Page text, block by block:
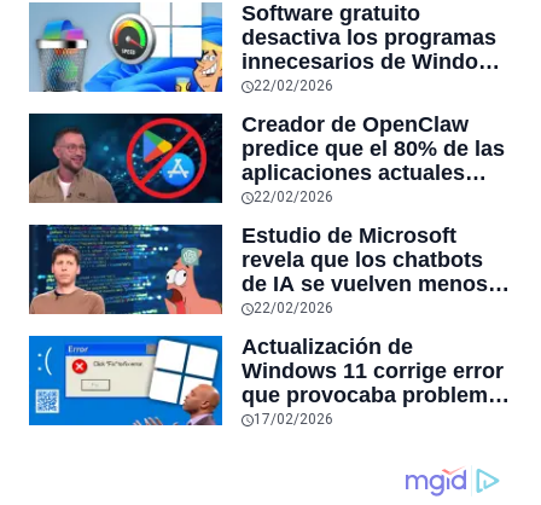
Software gratuito
desactiva los programas
innecesarios de Windows
11 y optimiza el PC,
reduciendo el uso de la
RAM y mucho más
22/02/2026
Creador de OpenClaw
predice que el 80% de las
aplicaciones actuales
desaparecerán en el
futuro: “Solo sobrevivirán
las aplicaciones con
sensores únicos o
conexiones especiales a
hardware
22/02/2026
Estudio de Microsoft
revela que los chatbots
de IA se vuelven menos
confiables mientras más
tiempo hablas con ellos:
la falta de confiabilidad
sube un 112%
22/02/2026
Actualización de
Windows 11 corrige error
que provocaba problemas
al jugar en PC: los
producían desde 2023
17/02/2026